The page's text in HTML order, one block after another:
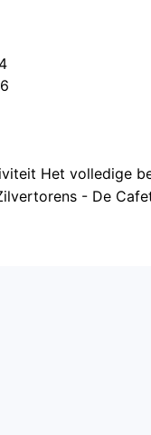
Het volledige
- De